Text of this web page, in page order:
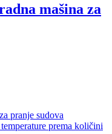
mašina za
pranje sudova
prema količini